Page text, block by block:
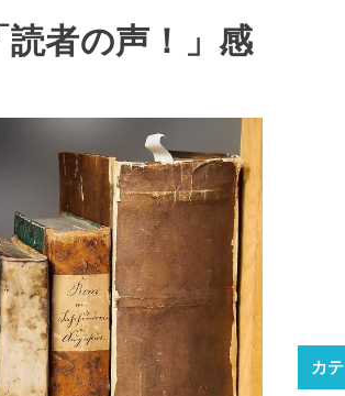
者の声！」感
カ